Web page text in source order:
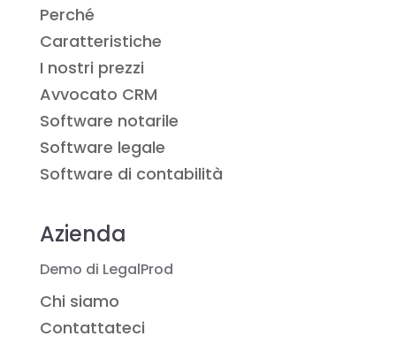
Perché
Caratteristiche
I nostri prezzi
Avvocato CRM
Software notarile
Software legale
Software di contabilità
Azienda
Demo di LegalProd
Chi siamo
Contattateci